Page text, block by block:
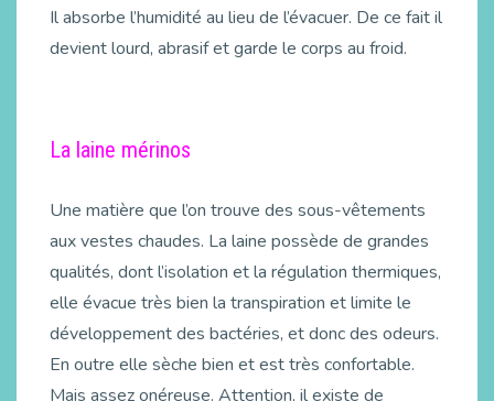
Il absorbe l’humidité au lieu de l’évacuer. De ce fait il
devient lourd, abrasif et garde le corps au froid.
La laine mérinos
Une matière que l’on trouve des sous-vêtements
aux vestes chaudes. La laine possède de grandes
qualités, dont l’isolation et la régulation thermiques,
elle évacue très bien la transpiration et limite le
développement des bactéries, et donc des odeurs.
En outre elle sèche bien et est très confortable.
Mais assez onéreuse. Attention, il existe de